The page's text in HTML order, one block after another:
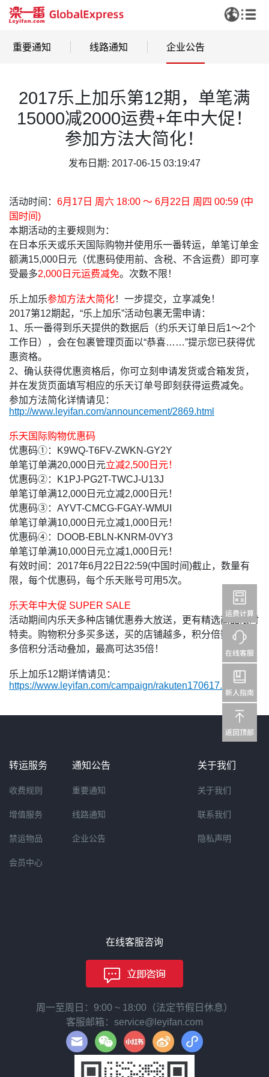
重要通知 线路通知 企业公告
2017乐上加乐第12期，单笔满
15000减2000运费+年中大促！
参加方法大简化！
发布日期: 2017-06-15 03:19:47
活动时间： 6月17日 周六 18:00 〜 6月22日 周四 00:59 (中
国时间)
本期活动的主要规则为：
在日本乐天或乐天国际购物并使用乐一番转运，单笔订单金
额满15,000日元（优惠码使用前、含税、不含运费）即可享
受最多2,000日元运费减免。次数不限！
乐上加乐参加方法大简化！一步提交，立享减免！
2017第12期起，“乐上加乐”活动包裹无需申请：
1、乐一番得到乐天提供的数据后（约乐天订单日后1～2个
工作日），会在包裹管理页面以“恭喜……”提示您已获得优
惠资格。
2、确认获得优惠资格后，你可立刻申请发货或合箱发货，
并在发货页面填写相应的乐天订单号即刻获得运费减免。
参加方法简化详情请见：
http://www.leyifan.com/announcement/2869.html
乐天国际购物优惠码
优惠码①：K9WQ-T6FV-ZWKN-GY2Y
单笔订单满20,000日元立减2,500日元！
优惠码②：
K1PJ-PG2T-TWCJ-U13J
单笔订单满12,000日元立减2,000日元！
优惠码③：AYVT-CMCG-FGAY-WMUI
单笔订单满10,000日元立减1,000日元！
优惠码④：DOOB-EBLN-KNRM-0VY3
单笔订单满10,000日元立减1,000日元！
有效时间：2017年6月22日22:59(中国时间)截止，数量有
限，每个优惠码，每个乐天账号可用5次。
乐天年中大促 SUPER SALE
活动期间内乐天多种店铺优惠券大放送，更有精选商品限时
特卖。购物积分多买多送，买的店铺越多，积分倍数越高，
多倍积分活动叠加，最高可达35倍！
乐上加乐12期详情请见：
https://www.leyifan.com/campaign/rakuten170617.html
转运服务
收费规则
增值服务
禁运物品
会员中心
通知公告
重要通知
线路通知
企业公告
关于我们
关于我们
联系我们
隐私声明
在线客服咨询
周一至周日：9:00 ~ 18:00（法定节假日休息）
客服邮箱：service@leyifan.com